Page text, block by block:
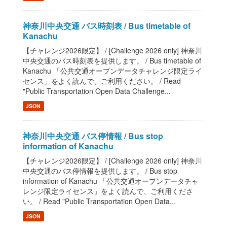
神奈川中央交通 バス時刻表 / Bus timetable of
Kanachu
【チャレンジ2026限定】 / [Challenge 2026 only] 神奈川
中央交通のバス時刻表を提供します。 / Bus timetable of
Kanachu 「公共交通オープンデータチャレンジ限定ライ
センス」をよく読んで、ご利用ください。 / Read
"Public Transportation Open Data Challenge...
JSON
神奈川中央交通 バス停情報 / Bus stop
information of Kanachu
【チャレンジ2026限定】 / [Challenge 2026 only] 神奈川
中央交通のバス停情報を提供します。 / Bus stop
information of Kanachu 「公共交通オープンデータチャ
レンジ限定ライセンス」をよく読んで、ご利用くださ
い。 / Read "Public Transportation Open Data...
JSON